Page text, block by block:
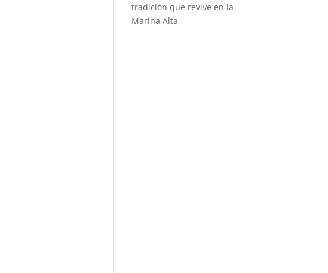
tradición que revive en la
Marina Alta